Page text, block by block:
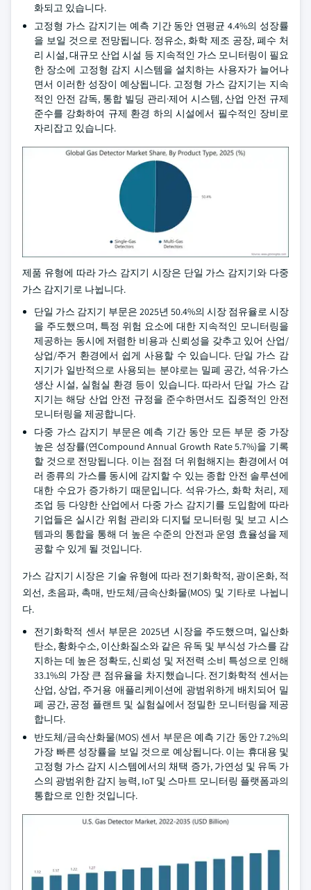
화되고 있습니다.
고정형 가스 감지기는 예측 기간 동안 연평균 4.4%의 성장률
을 보일 것으로 전망됩니다. 정유소, 화학 제조 공장, 폐수 처
리 시설, 대규모 산업 시설 등 지속적인 가스 모니터링이 필요
한 장소에 고정형 감지 시스템을 설치하는 사용자가 늘어나
면서 이러한 성장이 예상됩니다. 고정형 가스 감지기는 지속
적인 안전 감독, 통합 빌딩 관리·제어 시스템, 산업 안전 규제
준수를 강화하여 규제 환경 하의 시설에서 필수적인 장비로
자리잡고 있습니다.
제품 유형에 따라 가스 감지기 시장은 단일 가스 감지기와 다중
가스 감지기로 나뉩니다.
단일 가스 감지기 부문은 2025년 50.4%의 시장 점유율로 시장
을 주도했으며, 특정 위험 요소에 대한 지속적인 모니터링을
제공하는 동시에 저렴한 비용과 신뢰성을 갖추고 있어 산업/
상업/주거 환경에서 쉽게 사용할 수 있습니다. 단일 가스 감
지기가 일반적으로 사용되는 분야로는 밀폐 공간, 석유·가스
생산 시설, 실험실 환경 등이 있습니다. 따라서 단일 가스 감
지기는 해당 산업 안전 규정을 준수하면서도 집중적인 안전
모니터링을 제공합니다.
다중 가스 감지기 부문은 예측 기간 동안 모든 부문 중 가장
높은 성장률(연Compound Annual Growth Rate 5.7%)을 기록
할 것으로 전망됩니다. 이는 점점 더 위험해지는 환경에서 여
러 종류의 가스를 동시에 감지할 수 있는 종합 안전 솔루션에
대한 수요가 증가하기 때문입니다. 석유·가스, 화학 처리, 제
조업 등 다양한 산업에서 다중 가스 감지기를 도입함에 따라
기업들은 실시간 위험 관리와 디지털 모니터링 및 보고 시스
템과의 통합을 통해 더 높은 수준의 안전과 운영 효율성을 제
공할 수 있게 될 것입니다.
가스 감지기 시장은 기술 유형에 따라 전기화학적, 광이온화, 적
외선, 초음파, 촉매, 반도체/금속산화물(MOS) 및 기타로 나뉩니
다.
전기화학적 센서 부문은 2025년 시장을 주도했으며, 일산화
탄소, 황화수소, 이산화질소와 같은 유독 및 부식성 가스를 감
지하는 데 높은 정확도, 신뢰성 및 저전력 소비 특성으로 인해
33.1%의 가장 큰 점유율을 차지했습니다. 전기화학적 센서는
산업, 상업, 주거용 애플리케이션에 광범위하게 배치되어 밀
폐 공간, 공정 플랜트 및 실험실에서 정밀한 모니터링을 제공
합니다.
반도체/금속산화물(MOS) 센서 부문은 예측 기간 동안 7.2%의
가장 빠른 성장률을 보일 것으로 예상됩니다. 이는 휴대용 및
고정형 가스 감지 시스템에서의 채택 증가, 가연성 및 유독 가
스의 광범위한 감지 능력, IoT 및 스마트 모니터링 플랫폼과의
통합으로 인한 것입니다.